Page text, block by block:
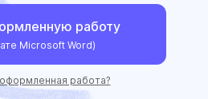
работу
Microsoft Word)
работа?